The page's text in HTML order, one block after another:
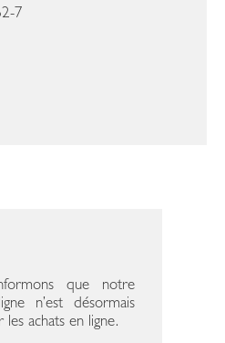
7
que notre
n’est désormais
les achats en ligne.